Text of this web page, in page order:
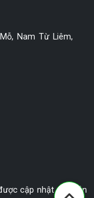
Nam Từ Liêm,
cập nhật các bản